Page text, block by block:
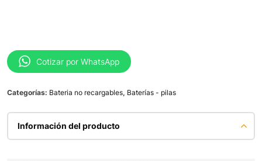
Cotizar por WhatsApp
Categorías: Bateria no recargables, Baterías - pilas
Información del producto